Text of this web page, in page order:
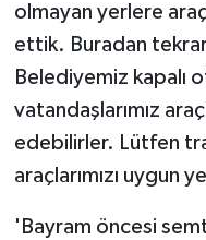
olmayan yerlere
ettik. Buradan
Belediyemiz kapalı
vatandaşlarımız
edebilirler. Lütfen
araçlarımızı uygun
'Bayram öncesi semt